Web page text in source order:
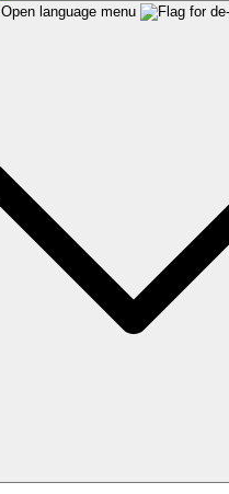
Open language menu